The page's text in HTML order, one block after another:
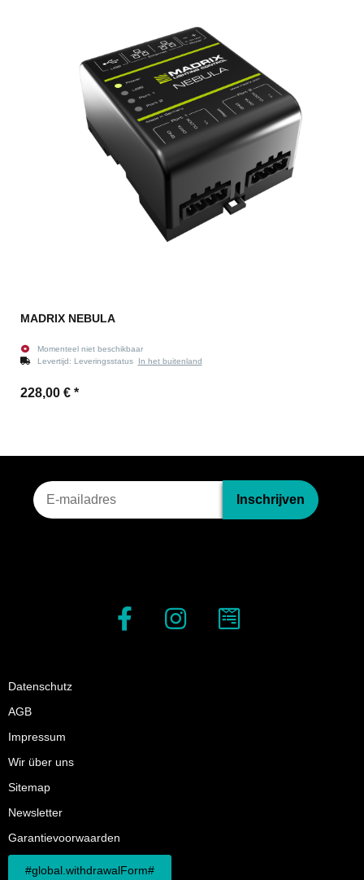
MADRIX NEBULA
Momenteel niet beschikbaar
Levertijd: Leveringsstatus In het buitenland
228,00 € *
Nieuwsbriefinschrijving
Inschrijven
Datenschutz
AGB
Impressum
Wir über uns
Sitemap
Newsletter
Garantievoorwaarden
#global.withdrawalForm#